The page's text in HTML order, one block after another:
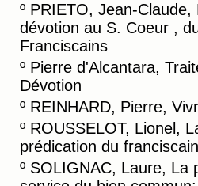
º PRIETO, Jean-
dévotion au S. Coeur ,
Franciscains
º Pierre d'Alcantara,
Dévotion
º REINHARD, Pierre,
º ROUSSELOT, Lionel,
prédication du
º SOLIGNAC, Laure, La